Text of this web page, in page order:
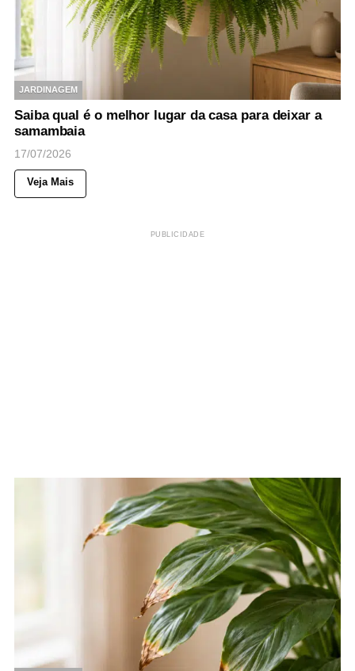
JARDINAGEM
Saiba qual é o melhor lugar da casa para deixar a
samambaia
17/07/2026
Veja Mais
PUBLICIDADE